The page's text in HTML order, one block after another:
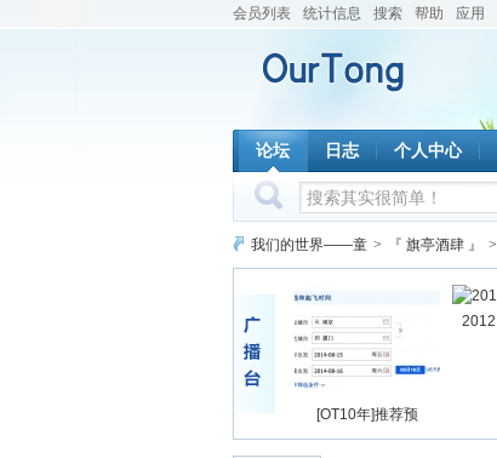
会员列表 统计信息 搜索 帮助 应用
论坛 日志 个人中心
我们的世界——童 > 『 旗亭酒肆 』 >
[OT10年]推荐预